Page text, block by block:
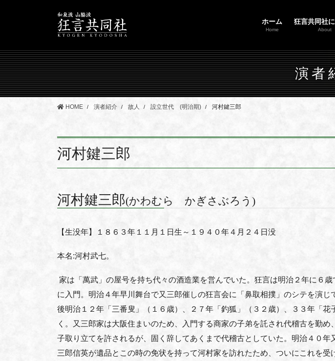
ツ
に
移
動
シ
ョ
ン
に
移
ホーム
Home
狂言共同社
About
演者
HOME 演者紹介 故人 設立世代 (明治期) 河村鍵三郎
河村鍵三郎
河村鍵三郎(かわむら かぎさぶろう)
【生没年】１８６３年１１月１日生～１９４０年４月２４日没
本名:河村武七。
家は「萬武」の屋号を持ち代々の酒造業を営んでいた。狂言は明治２年に６
に入門。明治４年早川舞台で又三郎催しの狂言会に「鼻取相撲」のシテを演じ
後明治１２年「三番叟」（１６歳）、２７年「釣狐」（３２歳）、３３年「花
く。又三郎家は大阪住まいのため、入門する商家の子弟を託され代稽古を勤め
子取り立てを許されるが、固く辞してあくまで代稽古としていた。明治４０年
三郎信英が遺品とこの時の免状を持って河村家を訪れたため、ついにこれを受